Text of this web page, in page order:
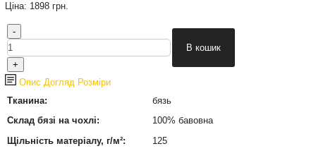
Ціна: 1898 грн.
Опис Догляд Розміри
Тканина:
бязь
Склад бязі на чохлі:
100% бавовна
Щільність матеріалу, г/м²:
125